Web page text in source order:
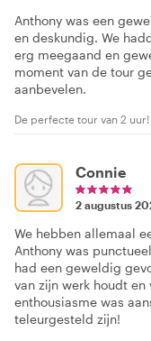
Anthony was een
en deskundig. We
erg meegaand en
moment van de tour
aanbevelen.
De perfecte tour van 2 uur!
Connie
2 augustus
We hebben allemaal
Anthony was
had een geweldig
van zijn werk houdt
enthousiasme was
teleurgesteld zijn!